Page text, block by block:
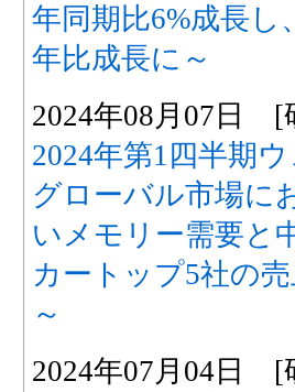
年同期比6%成長し
年比成長に～
2024年08月07日 [
2024年第1四半期
グローバル市場に
いメモリー需要と
カートップ5社の
～
2024年07月04日 [